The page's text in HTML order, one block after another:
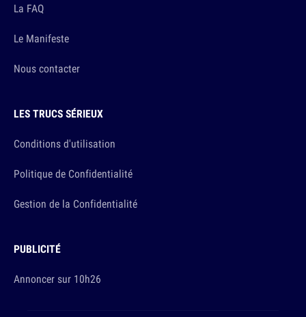
La FAQ
Le Manifeste
Nous contacter
LES TRUCS SÉRIEUX
Conditions d'utilisation
Politique de Confidentialité
Gestion de la Confidentialité
PUBLICITÉ
Annoncer sur 10h26